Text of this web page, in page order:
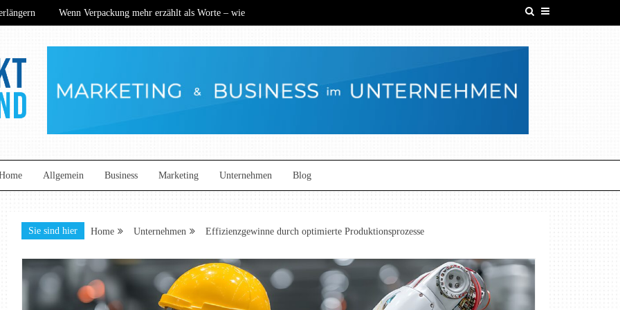
Wenn Verpackung mehr erzählt als Worte – wie
begeistern
Wenn Verpackung mehr erzählt als Worte – wie
Wie nachhaltige Technik den Mittelstand neu definiert
begeistern
Allgemein Business Marketing Unternehmen Blog
Sie sind hier Home Unternehmen Effizienzgewinne durch optimierte Produktionsprozesse